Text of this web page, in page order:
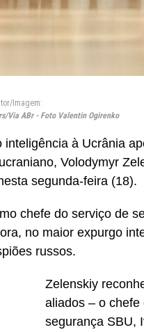
Imagem:
Via ABr - Foto Valentin Ogirenko
à Ucrânia
Volodymyr
segunda-feira (18).
chefe do serviço de
no maior expurgo
russos.
Zelenskiy
aliados – o chefe
segurança SBU,